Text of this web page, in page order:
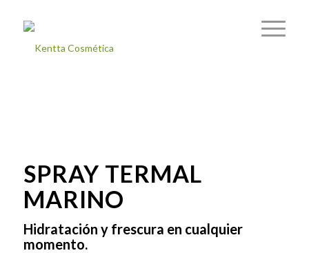
SPRAY TERMAL
MARINO
Hidratación y frescura en cualquier
momento.